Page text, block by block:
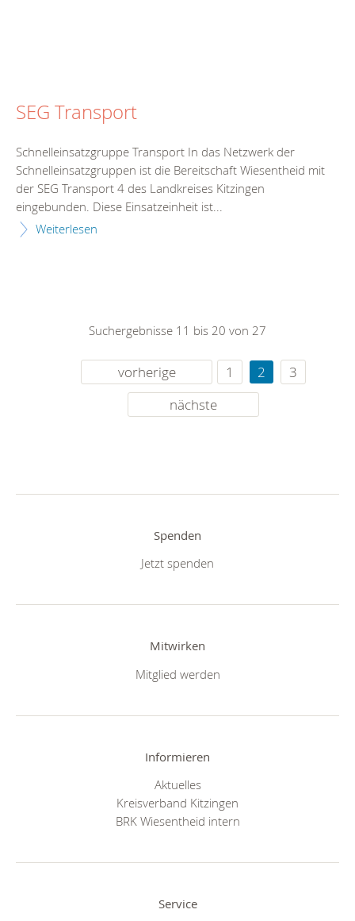
SEG Transport
Schnelleinsatzgruppe Transport In das Netzwerk der
Schnelleinsatzgruppen ist die Bereitschaft Wiesentheid mit
der SEG Transport 4 des Landkreises Kitzingen
eingebunden. Diese Einsatzeinheit ist...
Weiterlesen
Suchergebnisse 11 bis 20 von 27
vorherige 1 2
3
nächste
Spenden
Jetzt spenden
Mitwirken
Mitglied werden
Informieren
Aktuelles
Kreisverband Kitzingen
BRK Wiesentheid intern
Service